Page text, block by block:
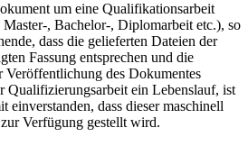
um eine Qualifikationsarbeit
, Bachelor-, Diplomarbeit etc.), so
dass die gelieferten Dateien der
Fassung entsprechen und die
Veröffentlichung des Dokumentes
Qualifizierungsarbeit ein Lebenslauf, ist
einverstanden, dass dieser maschinell
Verfügung gestellt wird.